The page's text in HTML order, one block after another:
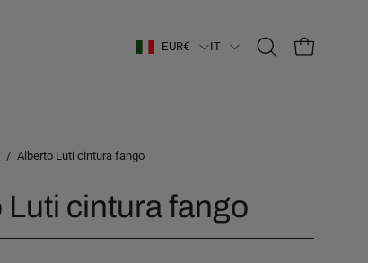
Paese
EUR€ Lingua
IT
Apri
APRI
/ Alberto Luti cintura fango
Luti cintura fango